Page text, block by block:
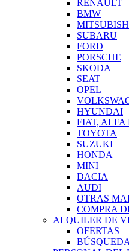
RENAULT
BMW
SUBARU
FORD
PORSCHE
SKODA
SEAT
OPEL
HYUNDAI
FIAT, ALFA
TOYOTA
SUZUKI
HONDA
MINI
DACIA
AUDI
OTRAS
COMPRA
ALQUILER DE
OFERTAS